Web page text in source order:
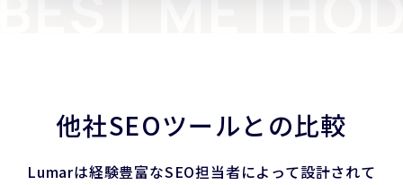
他社SEOツールとの比較
Lumarは経験豊富なSEO担当者によって設計されて